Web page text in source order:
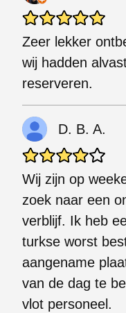
Zeer lekker
wij hadden
reserveren.
D. B. A.
Wij zijn op
zoek naar een
verblijf. Ik heb
turkse worst
aangename
van de dag te
vlot personeel.